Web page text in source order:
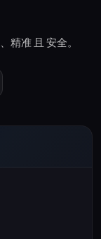
精准 且 安全。